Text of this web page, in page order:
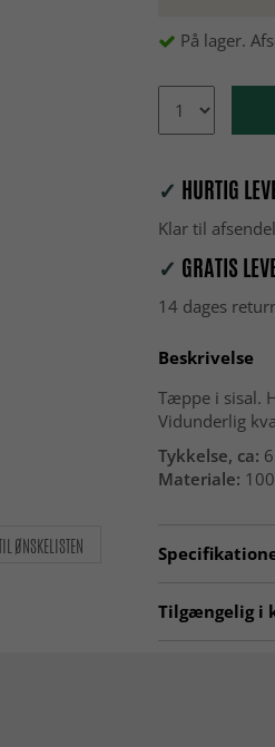
På lager.
✓ HURTIG
Klar til
✓ GRATIS
14 dages
Beskrivelse
Tæppe i sisal.
Vidunderlig
Tykkelse, ca:
Materiale:
Tilgængelig i
ØNSKELISTEN